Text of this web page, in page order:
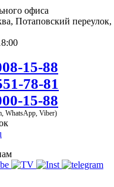
офиса
Потаповский
15-88
78-81
15-88
WhatsApp, Viber)